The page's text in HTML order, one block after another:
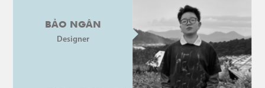
BẢO NGÂN
Designer